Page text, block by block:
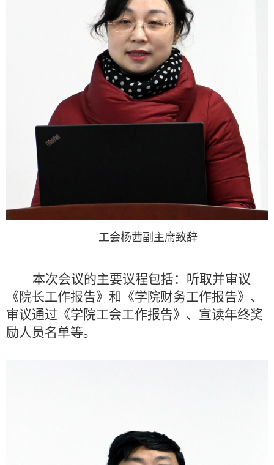
工会杨茜副主席致辞
本次会议的主要议程包括：听取并审议
《院长工作报告》和《学院财务工作报告》、
审议通过《学院工会工作报告》、宣读年终奖
励人员名单等。